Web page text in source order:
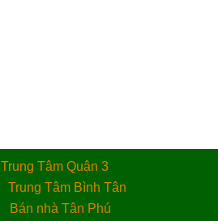
Trung Tâm Quận 3
Trung Tâm Bình Tân
Bán nhà Tân Phú